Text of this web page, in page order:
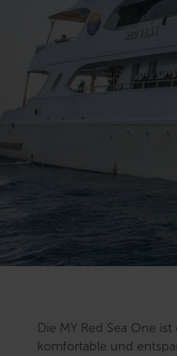
Die MY Red Sea One
komfortable und